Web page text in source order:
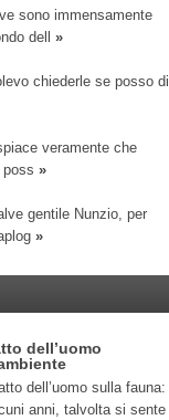
sono immensamente
dell »
chiederle se posso di
veramente che
»
gentile Nunzio, per
»
dell’uomo
dell’uomo sulla fauna:
anni, talvolta si sente